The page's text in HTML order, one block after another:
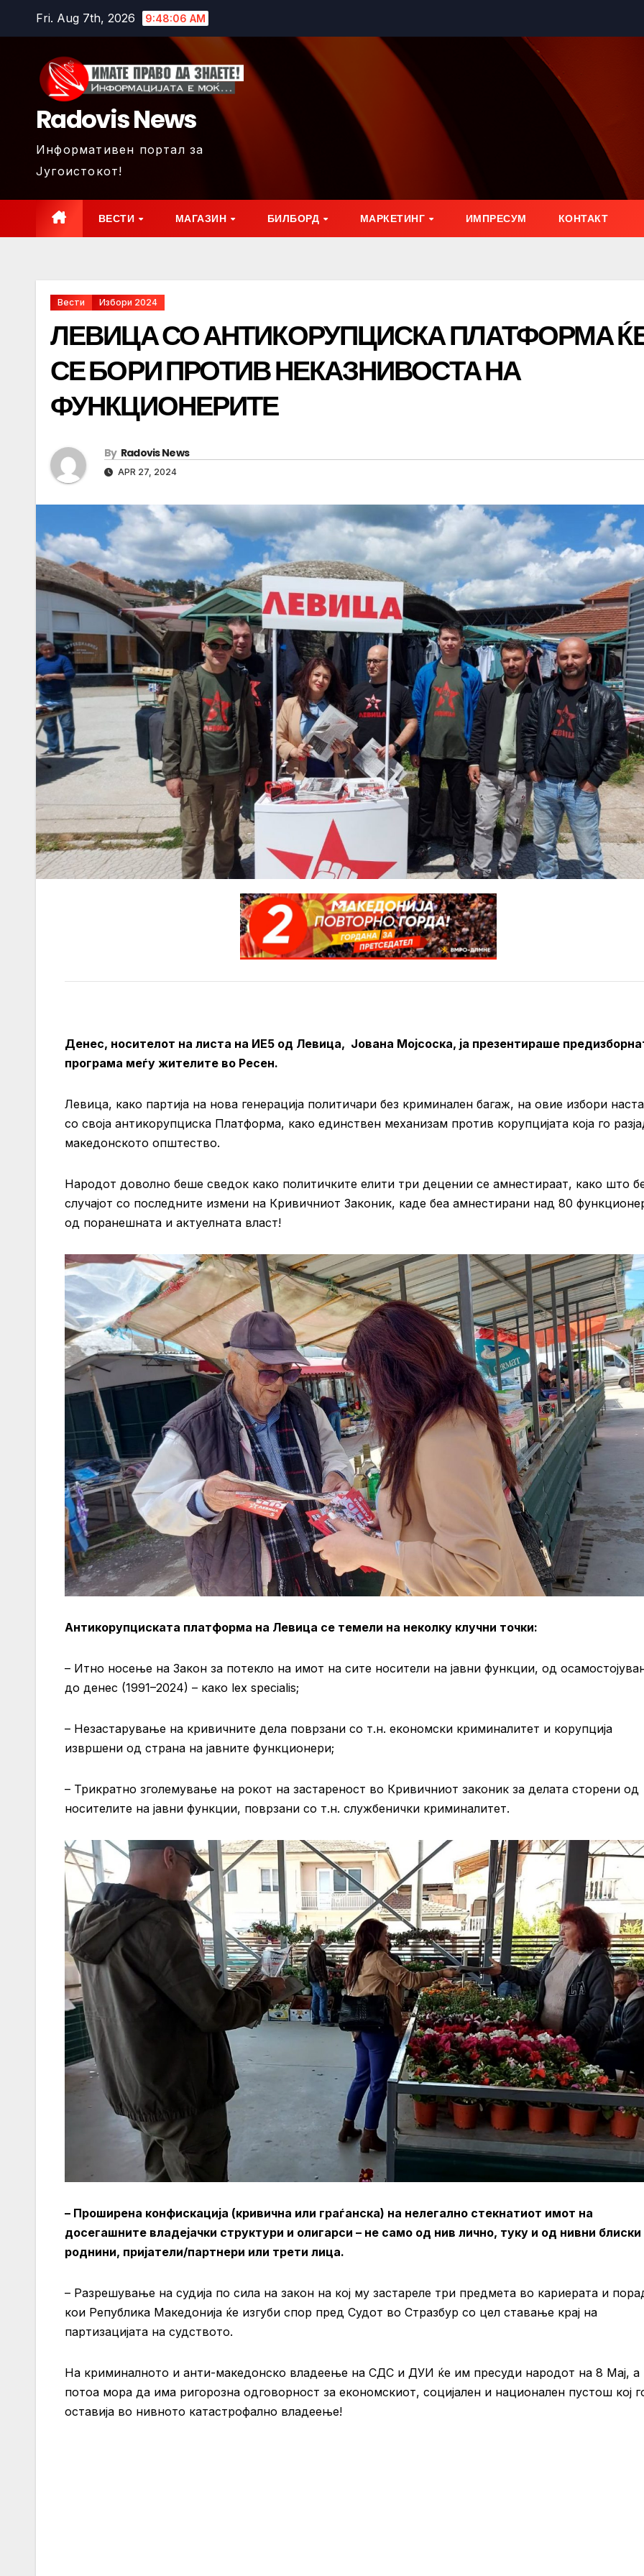
Fri. Aug 7th, 2026 9:48:08 AM
Radovis News
Информативен портал за
Југоистокот!
ВЕСТИ МАГАЗИН БИЛБОРД МАРКЕТИНГ ИМПРЕСУМ КОНТАКТ
Вести Избори 2024
ЛЕВИЦА СО АНТИКОРУПЦИСКА ПЛАТФОРМА
СЕ БОРИ ПРОТИВ НЕКАЗНИВОСТА НА
ФУНКЦИОНЕРИТЕ
By Radovis News
APR 27, 2024
Денес, носителот на листа на ИЕ5 од Левица, Јована Мојсоска, ја презентираше
програма меѓу жителите во Ресен.
Левица, како партија на нова генерација политичари без криминален багаж, на овие избори
со своја антикорупциска Платформа, како единствен механизам против корупцијата која го
македонското општество.
Народот доволно беше сведок како политичките елити три децении се амнестираат, како што
случајот со последните измени на Кривичниот Законик, каде беа амнестирани над 80
од поранешната и актуелната власт!
Антикорупциската платформа на Левица се темели на неколку клучни точки:
– Итно носење на Закон за потекло на имот на сите носители на јавни функции, од
до денес (1991–2024) – како lex specialis;
– Незастарување на кривичните дела поврзани со т.н. економски криминалитет и корупција
извршени од страна на јавните функционери;
– Трикратно зголемување на рокот на застареност во Кривичниот законик за делата сторени од
носителите на јавни функции, поврзани со т.н. службенички криминалитет.
– Проширена конфискација (кривична или граѓанска) на нелегално стекнатиот имот на
досегашните владејачки структури и олигарси – не само од нив лично, туку и од нивни блиски
роднини, пријатели/партнери или трети лица.
– Разрешување на судија по сила на закон на кој му застареле три предмета во кариерата и
кои Република Македонија ќе изгуби спор пред Судот во Стразбур со цел ставање крај на
партизацијата на судството.
На криминалното и анти-македонско владеење на СДС и ДУИ ќе им пресуди народот на 8 Мај, а
потоа мора да има ригорозна одговорност за економскиот, социјален и национален пустош кој
оставија во нивното катастрофално владеење!